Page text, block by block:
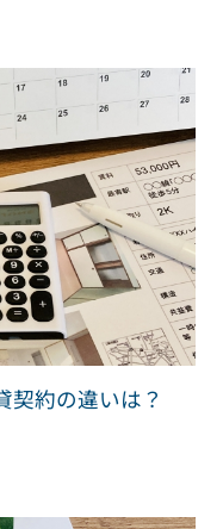
契約の違いは？